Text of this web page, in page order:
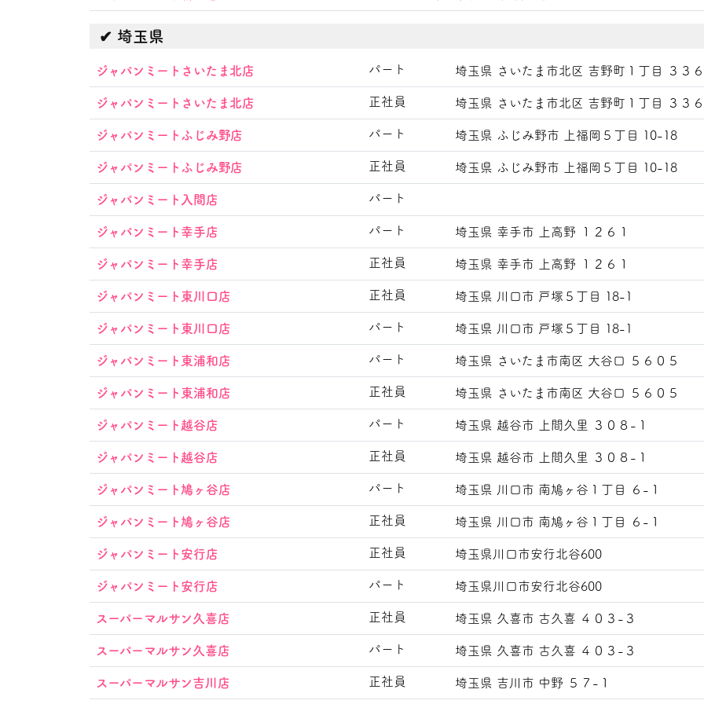
埼玉県
ジャパンミートさいたま北店 パート 埼玉県 さいたま市北区 吉野町１丁目 ３３
ジャパンミートさいたま北店 正社員 埼玉県 さいたま市北区 吉野町１丁目 ３３
ジャパンミートふじみ野店 パート 埼玉県 ふじみ野市 上福岡５丁目 10-18
ジャパンミートふじみ野店 正社員 埼玉県 ふじみ野市 上福岡５丁目 10-18
ジャパンミート入間店 パート
ジャパンミート幸手店 パート 埼玉県 幸手市 上高野 １２６１
ジャパンミート幸手店 正社員 埼玉県 幸手市 上高野 １２６１
ジャパンミート東川口店 正社員 埼玉県 川口市 戸塚５丁目 18-1
ジャパンミート東川口店 パート 埼玉県 川口市 戸塚５丁目 18-1
ジャパンミート東浦和店 パート 埼玉県 さいたま市南区 大谷口 ５６０５
ジャパンミート東浦和店 正社員 埼玉県 さいたま市南区 大谷口 ５６０５
ジャパンミート越谷店 パート 埼玉県 越谷市 上間久里 ３０８-１
ジャパンミート越谷店 正社員 埼玉県 越谷市 上間久里 ３０８-１
ジャパンミート鳩ヶ谷店 パート 埼玉県 川口市 南鳩ヶ谷１丁目 ６-１
ジャパンミート鳩ヶ谷店 正社員 埼玉県 川口市 南鳩ヶ谷１丁目 ６-１
ジャパンミート安行店 正社員 埼玉県川口市安行北谷600
ジャパンミート安行店 パート 埼玉県川口市安行北谷600
スーパーマルサン久喜店 正社員 埼玉県 久喜市 古久喜 ４０３-３
スーパーマルサン久喜店 パート 埼玉県 久喜市 古久喜 ４０３-３
スーパーマルサン吉川店 正社員 埼玉県 吉川市 中野 ５７-１